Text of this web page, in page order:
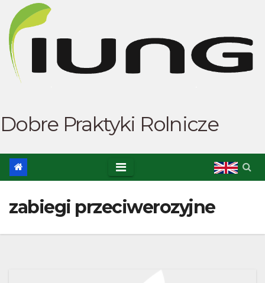
content
Dobre Praktyki Rolnicze
zabiegi przeciwerozyjne